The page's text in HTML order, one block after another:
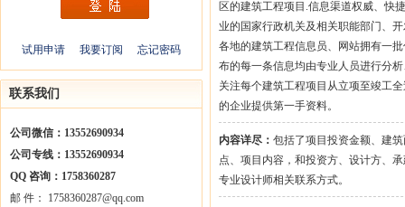
试用申请 我要订阅 忘记密码
联系我们
公司微信：13552690934
公司专线：13552690934
QQ 咨询：1758360287
邮 件： 1758360287@qq.com
区的建筑工程项目.信息渠道权威、快
业的国家行政机关及相关职能部门、
各地的建筑工程信息员、网站拥有一
布的每一条信息均由专业人员进行分
关注每个建筑工程项目从立项至竣工
的企业提供第一手资料。
内容详尽： 包括了项目投资金额、建
点、项目内容，和投资方、设计方、
专业设计师相关联系方式。